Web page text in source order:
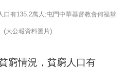
口有135.2萬人;屯門中華基督教會何福堂
(大公報資料圖片)
窮情況，貧窮人口有